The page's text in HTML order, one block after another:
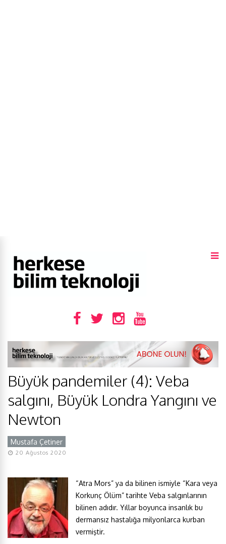
Büyük pandemiler (4): Veba
salgını, Büyük Londra Yangını ve
Newton
Mustafa Çetiner
20 Ağustos 2020
“Atra Mors” ya da bilinen ismiyle “Kara veya
Korkunç Ölüm” tarihte Veba salgınlarının
bilinen adıdır. Yıllar boyunca insanlık bu
dermansız hastalığa milyonlarca kurban
vermiştir.